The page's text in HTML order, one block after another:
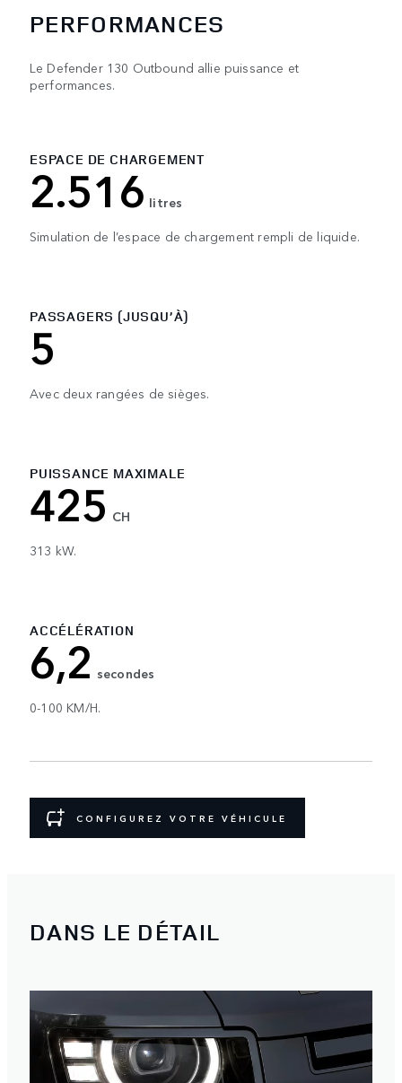
PERFORMANCES
Le Defender 130 Outbound allie puissance et
performances.
ESPACE DE CHARGEMENT
2.516 litres
Simulation de l’espace de chargement rempli de liquide.
PASSAGERS (JUSQU’À)
5
Avec deux rangées de sièges.
PUISSANCE MAXIMALE
425 CH
313 kW.
ACCÉLÉRATION
6,2 secondes
0-100 KM/H.
CONFIGUREZ VOTRE VÉHICULE
DANS LE DÉTAIL